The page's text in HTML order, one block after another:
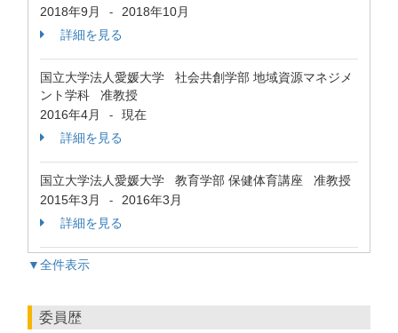
2018年9月
-
2018年10月
詳細を見る
国立大学法人愛媛大学 社会共創学部 地域資源マネジメ
ント学科 准教授
2016年4月
-
現在
詳細を見る
国立大学法人愛媛大学 教育学部 保健体育講座 准教授
2015年3月
-
2016年3月
詳細を見る
▼全件表示
委員歴